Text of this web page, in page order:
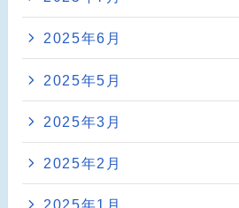
2025年6月
2025年5月
2025年3月
2025年2月
2025年1月